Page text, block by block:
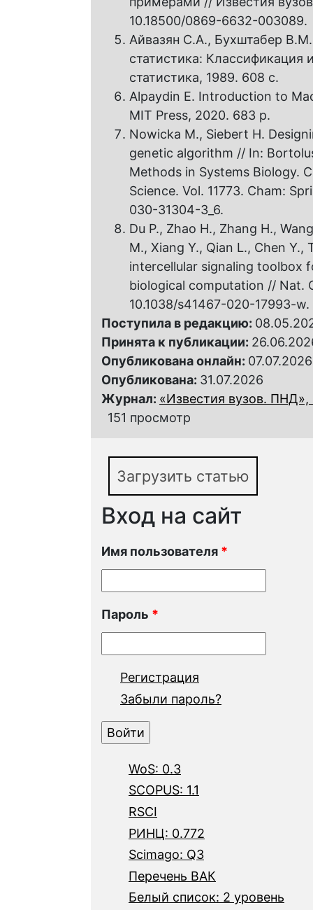
10.18500/0869-6632-003089.
Айвазян С.А., Бухштабер
статистика:
статистика, 1989. 608 с.
Alpaydin E. Introduction to
MIT Press, 2020. 683 p.
Nowicka M., Siebert H.
genetic algorithm // In:
Methods in Systems Biology.
Science. Vol. 11773. Cham:
030-31304-3_6.
Du P., Zhao H., Zhang H.,
M., Xiang Y., Qian L., Chen
intercellular signaling toolbox
biological computation // Nat.
10.1038/s41467-020-17993-w.
Поступила в редакцию:
Принята к публикации:
Опубликована онлайн: 07.07.2026
Опубликована: 31.07.2026
Журнал: «Известия вузов.
151 просмотр
Загрузить статью
Вход на сайт
Имя пользователя *
Пароль *
Регистрация
Забыли пароль?
WoS: 0.3
SCOPUS: 1.1
RSCI
РИНЦ: 0.772
Scimago: Q3
Перечень ВАК
Белый список: 2 уровень